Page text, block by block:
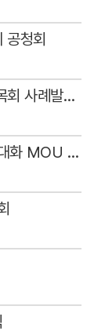
공청회
제22회 온라인 사례발표/ 제3차 생태목회 사례발표회
한국기독교장로회총회-과학과신학의 대화 MOU 체결식